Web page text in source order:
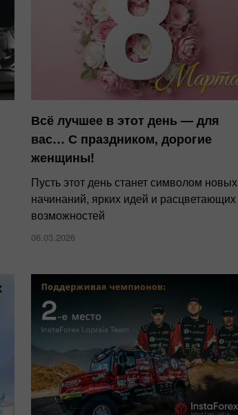
Всё лучшее в этот день — для
вас… С праздником, дорогие
женщины!
Пусть этот день станет символом новых
начинаний, ярких идей и расцветающих
возможностей
06.03.2026